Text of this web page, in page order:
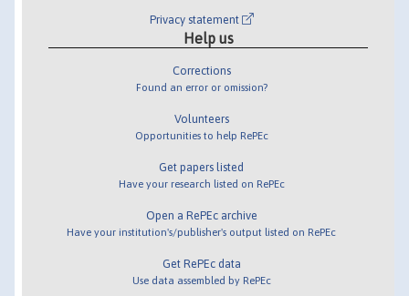
Privacy statement
Help us
Corrections
Found an error or omission?
Volunteers
Opportunities to help RePEc
Get papers listed
Have your research listed on RePEc
Open a RePEc archive
Have your institution's/publisher's output listed on RePEc
Get RePEc data
Use data assembled by RePEc